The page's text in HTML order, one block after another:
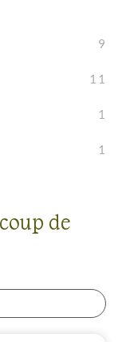
9
11
1
1
de